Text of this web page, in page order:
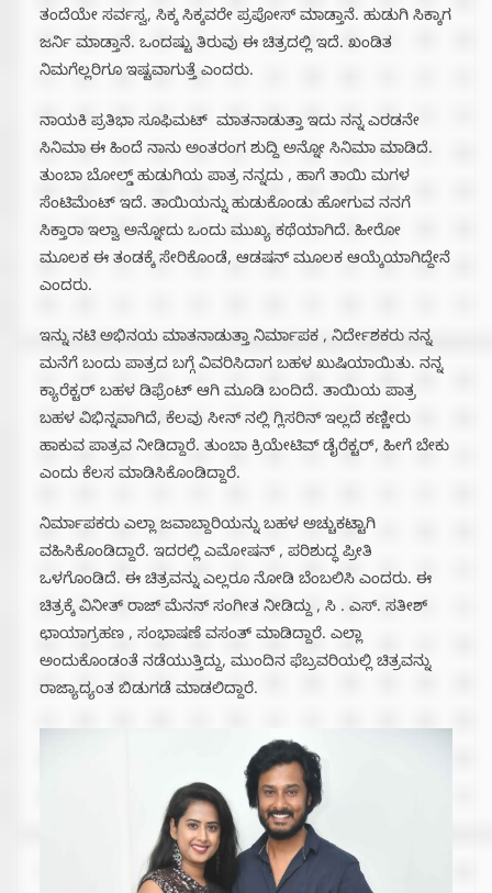
ತಂದೆಯೇ ಸರ್ವಸ್ವ, ಸಿಕ್ಕ ಸಿಕ್ಕವರೇ ಪ್ರಪೋಸ್ ಮಾಡ್ತಾನೆ. ಹುಡುಗಿ ಸಿಕ್ಕಾಗ
ಜರ್ನಿ ಮಾಡ್ತಾನೆ. ಒಂದಷ್ಟು ತಿರುವು ಈ ಚಿತ್ರದಲ್ಲಿ ಇದೆ. ಖಂಡಿತ
ನಿಮಗೆಲ್ಲರಿಗೂ ಇಷ್ಟವಾಗುತ್ತೆ ಎಂದರು.
ನಾಯಕಿ ಪ್ರತಿಭಾ ಸೂಫಿಮಟ್ ಮಾತನಾಡುತ್ತಾ ಇದು ನನ್ನ ಎರಡನೇ
ಸಿನಿಮಾ ಈ ಹಿಂದೆ ನಾನು ಅಂತರಂಗ ಶುದ್ದಿ ಅನ್ನೋ ಸಿನಿಮಾ ಮಾಡಿದೆ.
ತುಂಬಾ ಬೋಲ್ಡ್ ಹುಡುಗಿಯ ಪಾತ್ರ ನನ್ನದು , ಹಾಗೆ ತಾಯಿ ಮಗಳ
ಸೆಂಟಿಮೆಂಟ್ ಇದೆ. ತಾಯಿಯನ್ನು ಹುಡುಕೊಂಡು ಹೋಗುವ ನನಗೆ
ಸಿಕ್ತಾರಾ ಇಲ್ವಾ ಅನ್ನೋದು ಒಂದು ಮುಖ್ಯ ಕಥೆಯಾಗಿದೆ. ಹೀರೋ
ಮೂಲಕ ಈ ತಂಡಕ್ಕೆ ಸೇರಿಕೊಂಡೆ, ಆಡಷನ್ ಮೂಲಕ ಆಯ್ಕೆಯಾಗಿದ್ದೇನೆ
ಎಂದರು.
ಇನ್ನು ನಟಿ ಅಭಿನಯ ಮಾತನಾಡುತ್ತಾ ನಿರ್ಮಾಪಕ , ನಿರ್ದೇಶಕರು ನನ್ನ
ಮನೆಗೆ ಬಂದು ಪಾತ್ರದ ಬಗ್ಗೆ ವಿವರಿಸಿದಾಗ ಬಹಳ ಖುಷಿಯಾಯಿತು. ನನ್ನ
ಕ್ಯಾರೆಕ್ಟರ್ ಬಹಳ ಡಿಫ್ರೆಂಟ್ ಆಗಿ ಮೂಡಿ ಬಂದಿದೆ. ತಾಯಿಯ ಪಾತ್ರ
ಬಹಳ ವಿಭಿನ್ನವಾಗಿದೆ, ಕೆಲವು ಸೀನ್ ನಲ್ಲಿ ಗ್ಲಿಸರಿನ್ ಇಲ್ಲದೆ ಕಣ್ಣೀರು
ಹಾಕುವ ಪಾತ್ರವ ನೀಡಿದ್ದಾರೆ. ತುಂಬಾ ಕ್ರಿಯೇಟಿವ್ ಡೈರೆಕ್ಟರ್, ಹೀಗೆ ಬೇಕು
ಎಂದು ಕೆಲಸ ಮಾಡಿಸಿಕೊಂಡಿದ್ದಾರೆ.
ನಿರ್ಮಾಪಕರು ಎಲ್ಲಾ ಜವಾಬ್ದಾರಿಯನ್ನು ಬಹಳ ಅಚ್ಚುಕಟ್ಟಾಗಿ
ವಹಿಸಿಕೊಂಡಿದ್ದಾರೆ. ಇದರಲ್ಲಿ ಎಮೋಷನ್ , ಪರಿಶುದ್ಧ ಪ್ರೀತಿ
ಒಳಗೊಂಡಿದೆ. ಈ ಚಿತ್ರವನ್ನು ಎಲ್ಲರೂ ನೋಡಿ ಬೆಂಬಲಿಸಿ ಎಂದರು. ಈ
ಚಿತ್ರಕ್ಕೆ ವಿನೀತ್ ರಾಜ್ ಮೆನನ್ ಸಂಗೀತ ನೀಡಿದ್ದು , ಸಿ . ಎಸ್. ಸತೀಶ್
ಛಾಯಾಗ್ರಹಣ , ಸಂಭಾಷಣೆ ವಸಂತ್ ಮಾಡಿದ್ದಾರೆ. ಎಲ್ಲಾ
ಅಂದುಕೊಂಡಂತೆ ನಡೆಯುತ್ತಿದ್ದು, ಮುಂದಿನ ಫೆಬ್ರವರಿಯಲ್ಲಿ ಚಿತ್ರವನ್ನು
ರಾಜ್ಯಾದ್ಯಂತ ಬಿಡುಗಡೆ ಮಾಡಲಿದ್ದಾರೆ.